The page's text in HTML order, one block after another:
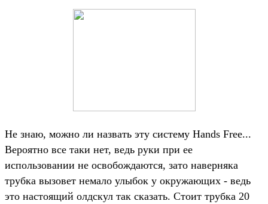
Не знаю, можно ли назвать эту систему Hands Free...
Вероятно все таки нет, ведь руки при ее
использовании не освобождаются, зато наверняка
трубка вызовет немало улыбок у окружающих - ведь
это настоящий олдскул так сказать. Стоит трубка 20